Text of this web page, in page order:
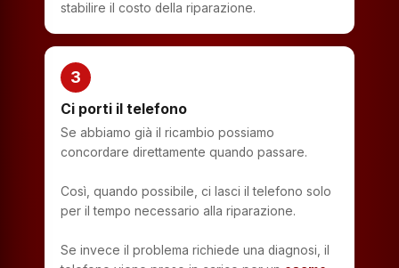
stabilire il costo della riparazione.
3
Ci porti il telefono
Se abbiamo già il ricambio possiamo
concordare direttamente quando passare.
Così, quando possibile, ci lasci il telefono solo
per il tempo necessario alla riparazione.
Se invece il problema richiede una diagnosi, il